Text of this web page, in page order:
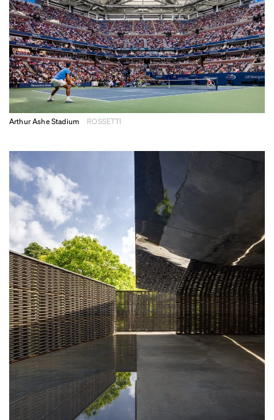
Arthur Ashe Stadium ROSSETTI